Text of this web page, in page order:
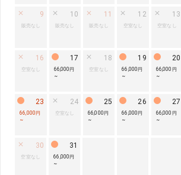
9
販売なし
10
販売なし
11
販売なし
12
空室なし
13
空室なし
16
空室なし
17
66,000円
~
18
空室なし
19
66,000円
~
20
66,000円
~
23
66,000円
~
24
空室なし
25
66,000円
~
26
66,000円
~
27
66,000円
~
30
空室なし
31
66,000円
~